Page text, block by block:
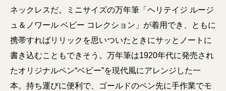
ネックレスだ。ミニサイズの万年筆「ヘリテイジ ルージ
ュ＆ノワール ベビー コレクション」が着用でき、ともに
携帯すればリリックを思いついたときにサッとノートに
書き込むこともできそう。万年筆は1920年代に発売され
たオリジナルペン“ベビー”を現代風にアレンジした一
本。持ち運びに便利で、ゴールドのペン先に手作業でモ